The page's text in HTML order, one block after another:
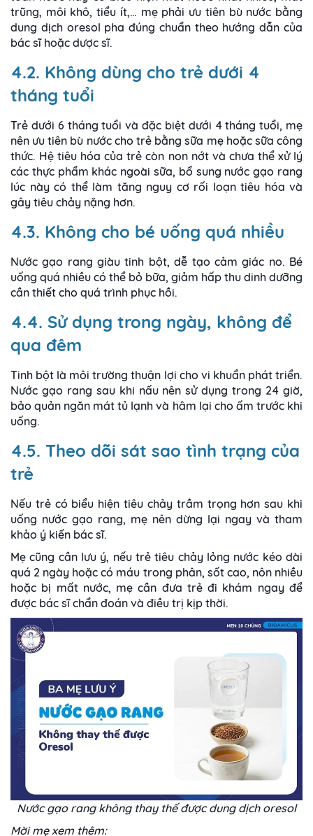
trũng, môi khô, tiểu ít,… mẹ phải ưu tiên bù nước bằng
dung dịch oresol pha đúng chuẩn theo hướng dẫn của
bác sĩ hoặc dược sĩ.
4.2. Không dùng cho trẻ dưới 4
tháng tuổi
Trẻ dưới 6 tháng tuổi và đặc biệt dưới 4 tháng tuổi, mẹ
nên ưu tiên bù nước cho trẻ bằng sữa mẹ hoặc sữa công
thức. Hệ tiêu hóa của trẻ còn non nớt và chưa thể xử lý
các thực phẩm khác ngoài sữa, bổ sung nước gạo rang
lúc này có thể làm tăng nguy cơ rối loạn tiêu hóa và
gây tiêu chảy nặng hơn.
4.3. Không cho bé uống quá nhiều
Nước gạo rang giàu tinh bột, dễ tạo cảm giác no. Bé
uống quá nhiều có thể bỏ bữa, giảm hấp thu dinh dưỡng
cần thiết cho quá trình phục hồi.
4.4. Sử dụng trong ngày, không để
qua đêm
Tinh bột là môi trường thuận lợi cho vi khuẩn phát triển.
Nước gạo rang sau khi nấu nên sử dụng trong 24 giờ,
bảo quản ngăn mát tủ lạnh và hâm lại cho ấm trước khi
uống.
4.5. Theo dõi sát sao tình trạng của
trẻ
Nếu trẻ có biểu hiện tiêu chảy trầm trọng hơn sau khi
uống nước gạo rang, mẹ nên dừng lại ngay và tham
khảo ý kiến bác sĩ.
Mẹ cũng cần lưu ý, nếu trẻ tiêu chảy lỏng nước kéo dài
quá 2 ngày hoặc có máu trong phân, sốt cao, nôn nhiều
hoặc bị mất nước, mẹ cần đưa trẻ đi khám ngay để
được bác sĩ chẩn đoán và điều trị kịp thời.
Nước gạo rang không thay thế được dung dịch oresol
Mời mẹ xem thêm: